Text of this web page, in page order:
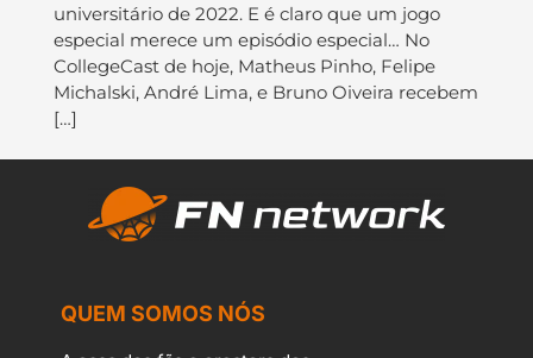
universitário de 2022. E é claro que um jogo
especial merece um episódio especial… No
CollegeCast de hoje, Matheus Pinho, Felipe
Michalski, André Lima, e Bruno Oiveira recebem
[…]
QUEM SOMOS NÓS